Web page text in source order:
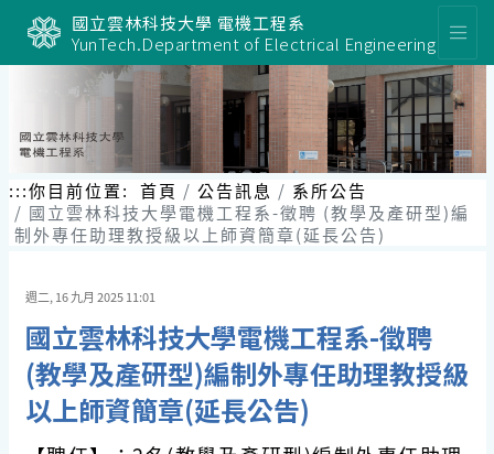
國立雲林科技大學 電機工程系
YunTech.Department of Electrical Engineering
:::你目前位置: 首頁 公告訊息
系所公告
國立雲林科技大學電機工程系-徵聘 (教學及產研型)編
制外專任助理教授級以上師資簡章(延長公告)
週二, 16 九月 2025 11:01
國立雲林科技大學電機工程系-徵聘
(教學及產研型)編制外專任助理教授級
以上師資簡章(延長公告)